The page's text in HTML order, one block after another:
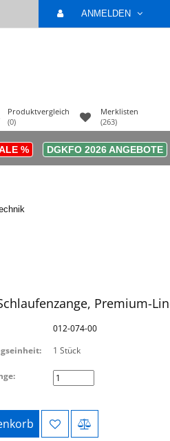
ANMELDEN
Merklisten
(263)
Produktvergleich
(0)
% DGKFO 2026 ANGEBOTE
Premium-
012-074-00
1 Stück